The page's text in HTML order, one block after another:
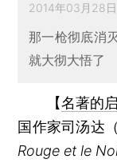
2014年03月28
那一枪彻底消
就大彻大悟了
【名著的
国作家司汤达
Rouge et le